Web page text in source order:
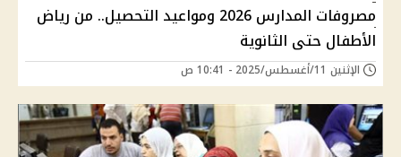
مصروفات المدارس 2026 ومواعيد التحصيل.. من رياض
الأطفال حتى الثانوية
الإثنين 11/أغسطس/2025 - 10:41 ص